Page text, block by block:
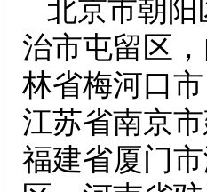
北京市朝
治市屯留区
林省梅河口
江苏省南京
福建省厦门